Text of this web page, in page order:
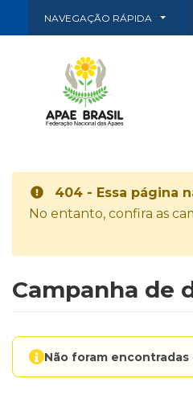
NAVEGAÇÃO RÁPIDA
404 - Essa página
No entanto, confira as
Campanha de
Não foram